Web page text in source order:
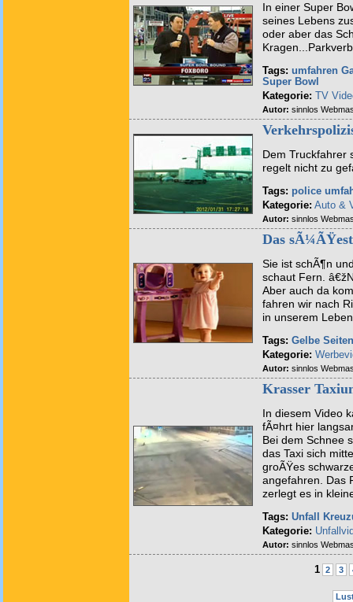
In einer Super
seines Lebens
oder aber das
Tags: umfahren
Super Bowl
Kategorie: TV
Autor: sinnlos
Dem Truckfahrer
regelt nicht zu
Tags: police
Kategorie: Auto &
Autor: sinnlos
Das
Sie ist schÃ¶n
schaut Fern.
Aber auch da
fahren wir nach
in unserem
Tags: Gelbe Seiten
Kategorie:
Autor: sinnlos
Krasser
In diesem Video
fÃ¤hrt hier
Bei dem Schnee
das Taxi sich
groÃŸes
angefahren. Das
zerlegt es in
Tags: Unfall
Kategorie:
Autor: sinnlos
1 2 3